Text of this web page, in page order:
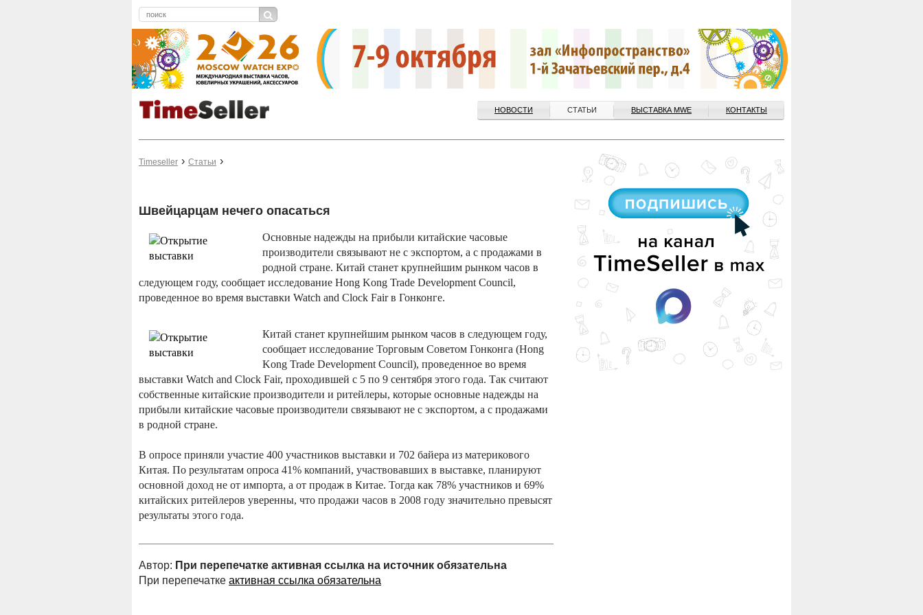
НОВОСТИ СТАТЬИ ВЫСТАВКА MWE КОНТАКТЫ
Timeseller Статьи
Швейцарцам нечего опасаться
Основные надежды на прибыли китайские часовые
производители связывают не с экспортом, а с продажами в
родной стране. Китай станет крупнейшим рынком часов в
следующем году, сообщает исследование Hong Kong Trade Development Council,
проведенное во время выставки Watch and Clock Fair в Гонконге.
Китай станет крупнейшим рынком часов в следующем году,
сообщает исследование Торговым Советом Гонконга (Hong
Kong Trade Development Council), проведенное во время
выставки Watch and Clock Fair, проходившей с 5 по 9 сентября этого года. Так считают
собственные китайские производители и ритейлеры, которые основные надежды на
прибыли китайские часовые производители связывают не с экспортом, а с продажами
в родной стране.
В опросе приняли участие 400 участников выставки и 702 байера из материкового
Китая. По результатам опроса 41% компаний, участвовавших в выставке, планируют
основной доход не от импорта, а от продаж в Китае. Тогда как 78% участников и 69%
китайских ритейлеров уверенны, что продажи часов в 2008 году значительно превысят
результаты этого года.
Автор: При перепечатке активная ссылка на источник обязательна
При перепечатке активная ссылка обязательна